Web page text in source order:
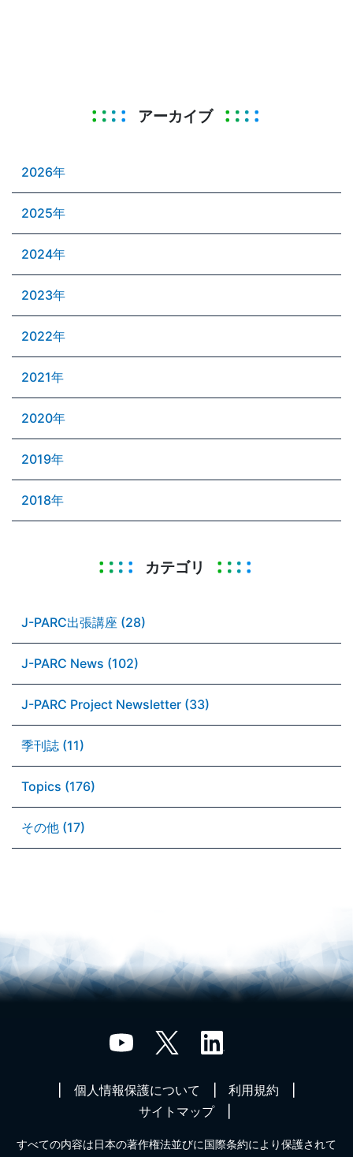
アーカイブ
2026年
2025年
2024年
2023年
2022年
2021年
2020年
2019年
2018年
カテゴリ
J-PARC出張講座 (28)
J-PARC News (102)
J-PARC Project Newsletter (33)
季刊誌 (11)
Topics (176)
その他 (17)
個人情報保護について
利用規約
サイトマップ
すべての内容は日本の著作権法並びに国際条約により保護されて